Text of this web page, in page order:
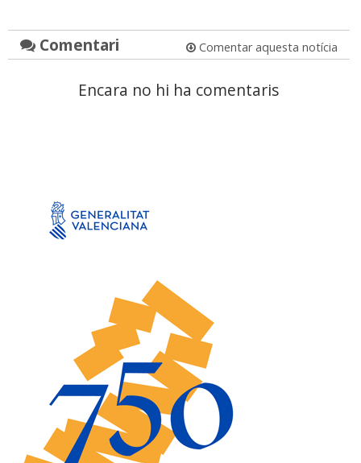
Comentari Comentar aquesta notícia
Encara no hi ha comentaris